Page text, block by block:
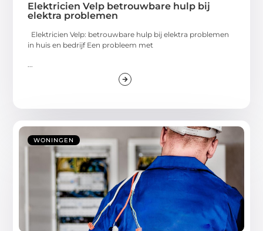
Elektricien Velp betrouwbare hulp bij
elektra problemen
Elektricien Velp: betrouwbare hulp bij elektra problemen
in huis en bedrijf Een probleem met
WONINGEN